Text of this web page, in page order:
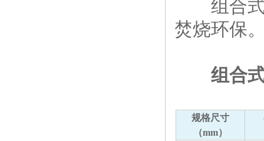
组合式
焚烧环保
组合
规格尺寸
（mm）